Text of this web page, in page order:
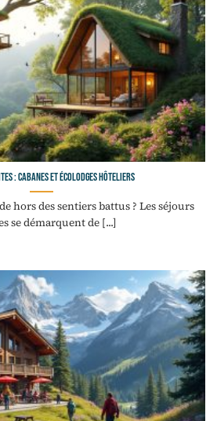
: cabanes et écolodges hôteliers
hors des sentiers battus ? Les séjours
se démarquent de [...]